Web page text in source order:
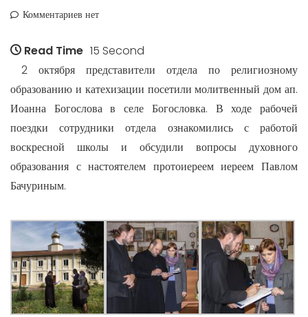
Комментариев нет
Read Time 15 Second
2 октября представители отдела по религиозному
образованию и катехизации посетили молитвенный дом ап.
Иоанна Богослова в селе Богословка. В ходе рабочей
поездки сотрудники отдела ознакомились с работой
воскресной школы и обсудили вопросы духовного
образования с настоятелем протоиереем иереем Павлом
Бачуриным.